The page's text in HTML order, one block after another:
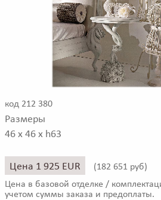
код 212 380
Размеры
46 x 46 x h63
Цена 1 925 EUR (182 651 руб)
Цена в базовой отделке /
учетом суммы заказа и предоплаты.